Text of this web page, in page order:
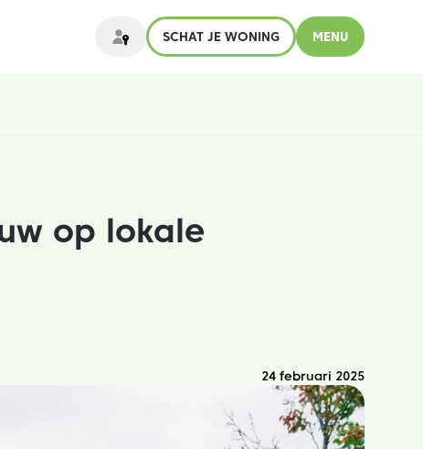
SCHAT JE WONING MENU
op lokale
24 februari 2025